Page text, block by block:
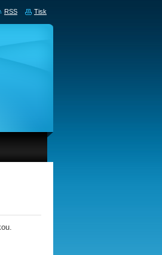
RSS Tisk